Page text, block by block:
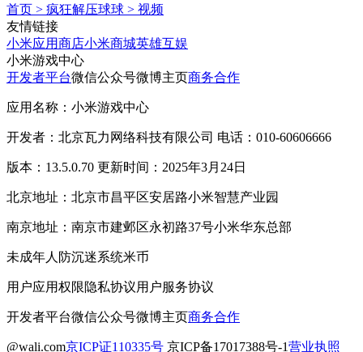
首页 > 疯狂解压球球 > 视频
友情链接
小米应用商店小米商城英雄互娱
小米游戏中心
开发者平台微信公众号微博主页商务合作
应用名称：小米游戏中心
开发者：北京瓦力网络科技有限公司 电话：010-60606666
版本：13.5.0.70 更新时间：2025年3月24日
北京地址：北京市昌平区安居路小米智慧产业园
南京地址：南京市建邺区永初路37号小米华东总部
未成年人防沉迷系统米币
用户应用权限隐私协议用户服务协议
开发者平台微信公众号微博主页商务合作
@wali.com京ICP证110335号 京ICP备17017388号-1营业执照